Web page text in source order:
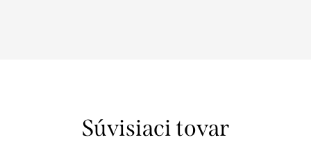
Súvisiaci tovar